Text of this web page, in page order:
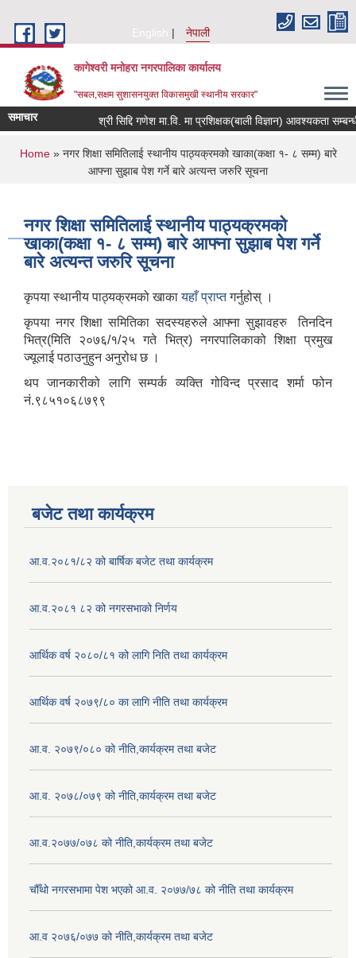
English
नेपाली
कागेश्वरी मनोहरा नगरपालिका कार्यालय
"सबल,सक्षम सुशासनयुक्त विकासमुखी स्थानीय सरकार"
समाचार श्री सिद्दि गणेश मा.वि. मा प्रशिक्षक(बाली विज्ञान) आवश्यकता सम्बन्धी
You are here
Home» नगर शिक्षा समितिलाई स्थानीय पाठ्यक्रमको खाका(कक्षा १- ८ सम्म) बारे
आफ्ना सुझाब पेश गर्ने बारे अत्यन्त जरुरि सूचना
नगर शिक्षा समितिलाई स्थानीय पाठ्यक्रमको
खाका(कक्षा १- ८ सम्म) बारे आफ्ना सुझाब पेश गर्ने
बारे अत्यन्त जरुरि सूचना
कृपया स्थानीय पाठ्यक्रमको खाकायहाँ प्राप्तगर्नुहोस् ।
कृपया नगर शिक्षा समितिका सदस्यहरुले आफ्ना सुझावहरु तिनदिन
भित्र(मिति २०७६/१/२५ गते भित्र) नगरपालिकाको शिक्षा प्रमुख
ज्यूलाई पठाउनुहुन अनुरोध छ ।
थप जानकारीको लागि सम्पर्क व्यक्ति गोविन्द प्रसाद शर्मा फोन
नं.९८५१०६८७९९
बजेट तथा कार्यक्रम
आ.व.२०८१/८२ को बार्षिक बजेट तथा कार्यक्रम
आ.व.२०८१ ८२ को नगरसभाको निर्णय
आर्थिक वर्ष २०८०/८१ को लागि निति तथा कार्यक्रम
आर्थिक वर्ष २०७९/८० का लागि नीति तथा कार्यक्रम
आ.व. २०७९/०८० को नीति,कार्यक्रम तथा बजेट
आ.व. २०७८/०७९ को नीति,कार्यक्रम तथा बजेट
आ.व.२०७७/०७८ को नीति,कार्यक्रम तथा बजेट
चौँथो नगरसभामा पेश भएको आ.व. २०७७/७८ को नीति तथा कार्यक्रम
आ.व २०७६/०७७ को नीति,कार्यक्रम तथा बजेट